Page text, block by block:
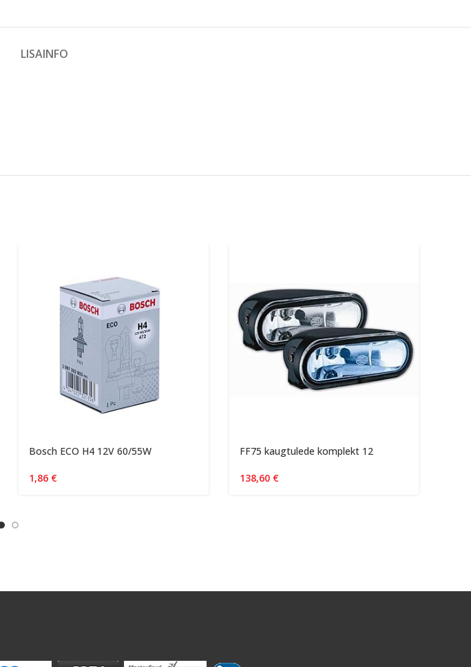
LISAINFO
Bosch ECO H4 12V 60/55W
1,86 €
FF75 kaugtulede komplekt 12
138,60 €